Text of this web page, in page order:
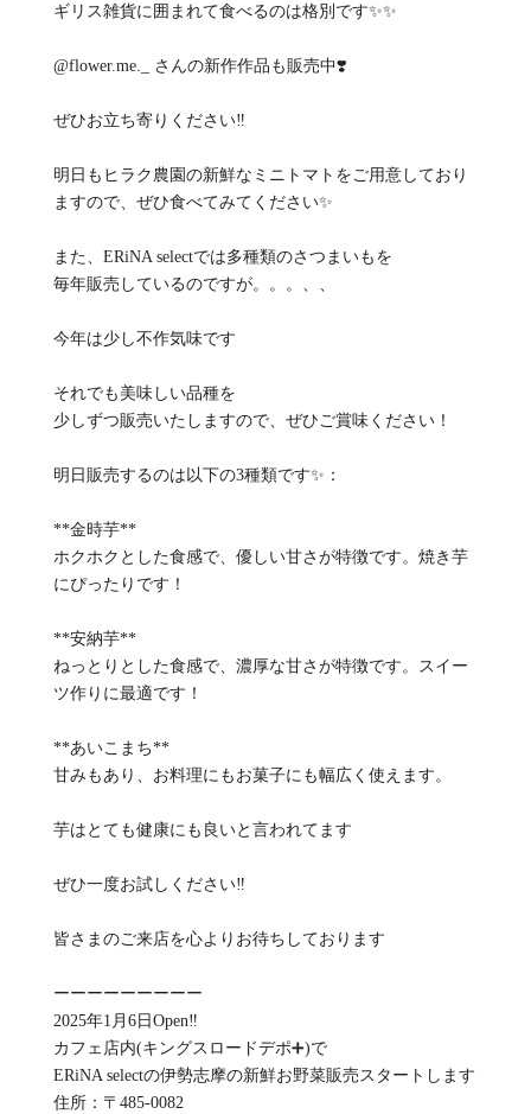
ギリス雑貨に囲まれて食べるのは格別です✨✨
@flower.me._ さんの新作作品も販売中❣️
ぜひお立ち寄りください‼️
明日もヒラク農園の新鮮なミニトマトをご用意しており
ますので、ぜひ食べてみてください✨
また、ERiNA selectでは多種類のさつまいもを
毎年販売しているのですが。。。、、
今年は少し不作気味です
それでも美味しい品種を
少しずつ販売いたしますので、ぜひご賞味ください！
明日販売するのは以下の3種類です✨：
**金時芋**
ホクホクとした食感で、優しい甘さが特徴です。焼き芋
にぴったりです！
**安納芋**
ねっとりとした食感で、濃厚な甘さが特徴です。スイー
ツ作りに最適です！
**あいこまち**
甘みもあり、お料理にもお菓子にも幅広く使えます。‍
芋はとても健康にも良いと言われてます
ぜひ一度お試しください‼️
皆さまのご来店を心よりお待ちしております
ーーーーーーーーー
2025年1月6日Open‼️
カフェ店内(キングスロードデポ➕)で
ERiNA selectの伊勢志摩の新鮮お野菜販売スタートします
住所：〒485-0082